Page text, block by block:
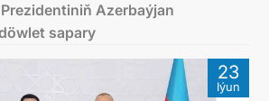
TÜRKMENISTANYŇ DIM
TÜRKMENISTAN
Azerbaýjan
sapary
23
Iýun